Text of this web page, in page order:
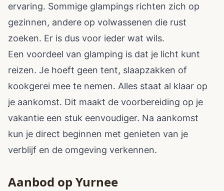
ervaring. Sommige glampings richten zich op
gezinnen, andere op volwassenen die rust
zoeken. Er is dus voor ieder wat wils.
Een voordeel van glamping is dat je licht kunt
reizen. Je hoeft geen tent, slaapzakken of
kookgerei mee te nemen. Alles staat al klaar op
je aankomst. Dit maakt de voorbereiding op je
vakantie een stuk eenvoudiger. Na aankomst
kun je direct beginnen met genieten van je
verblijf en de omgeving verkennen.
Aanbod op Yurnee